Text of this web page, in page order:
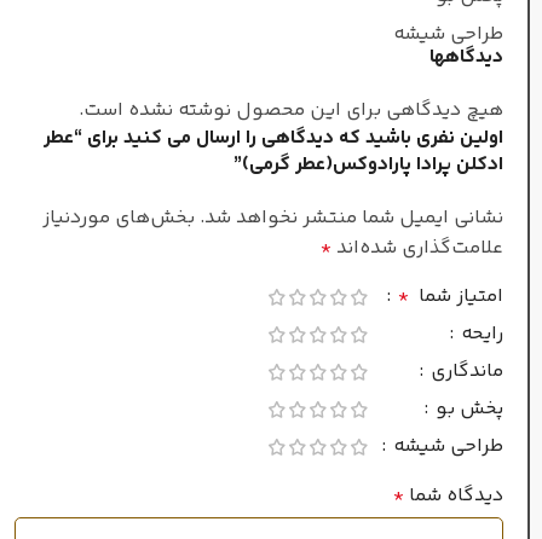
اکستریت د پرفیوم
فصل سرد
ماندگاری
بسیار طولانی
پراکندگی
بسیار قوی
طراحی شیشه
دیدگاهها
هیچ دیدگاهی برای این محصول نوشته نشده است.
اولین نفری باشید که دیدگاهی را ارسال می کنید برای “عطر
ادکلن پرادا پارادوکس(عطر گرمی)”
نشانی ایمیل شما منتشر نخواهد شد. بخش‌های موردنیاز
علامت‌گذاری شده‌اند *
امتیاز شما *
رایحه
ماندگاری
پخش بو
طراحی شیشه
دیدگاه شما *